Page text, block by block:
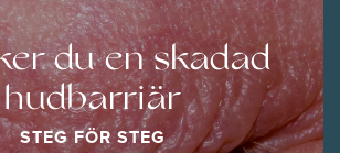
du en skadad
hudbarriär
STEG FÖR STEG